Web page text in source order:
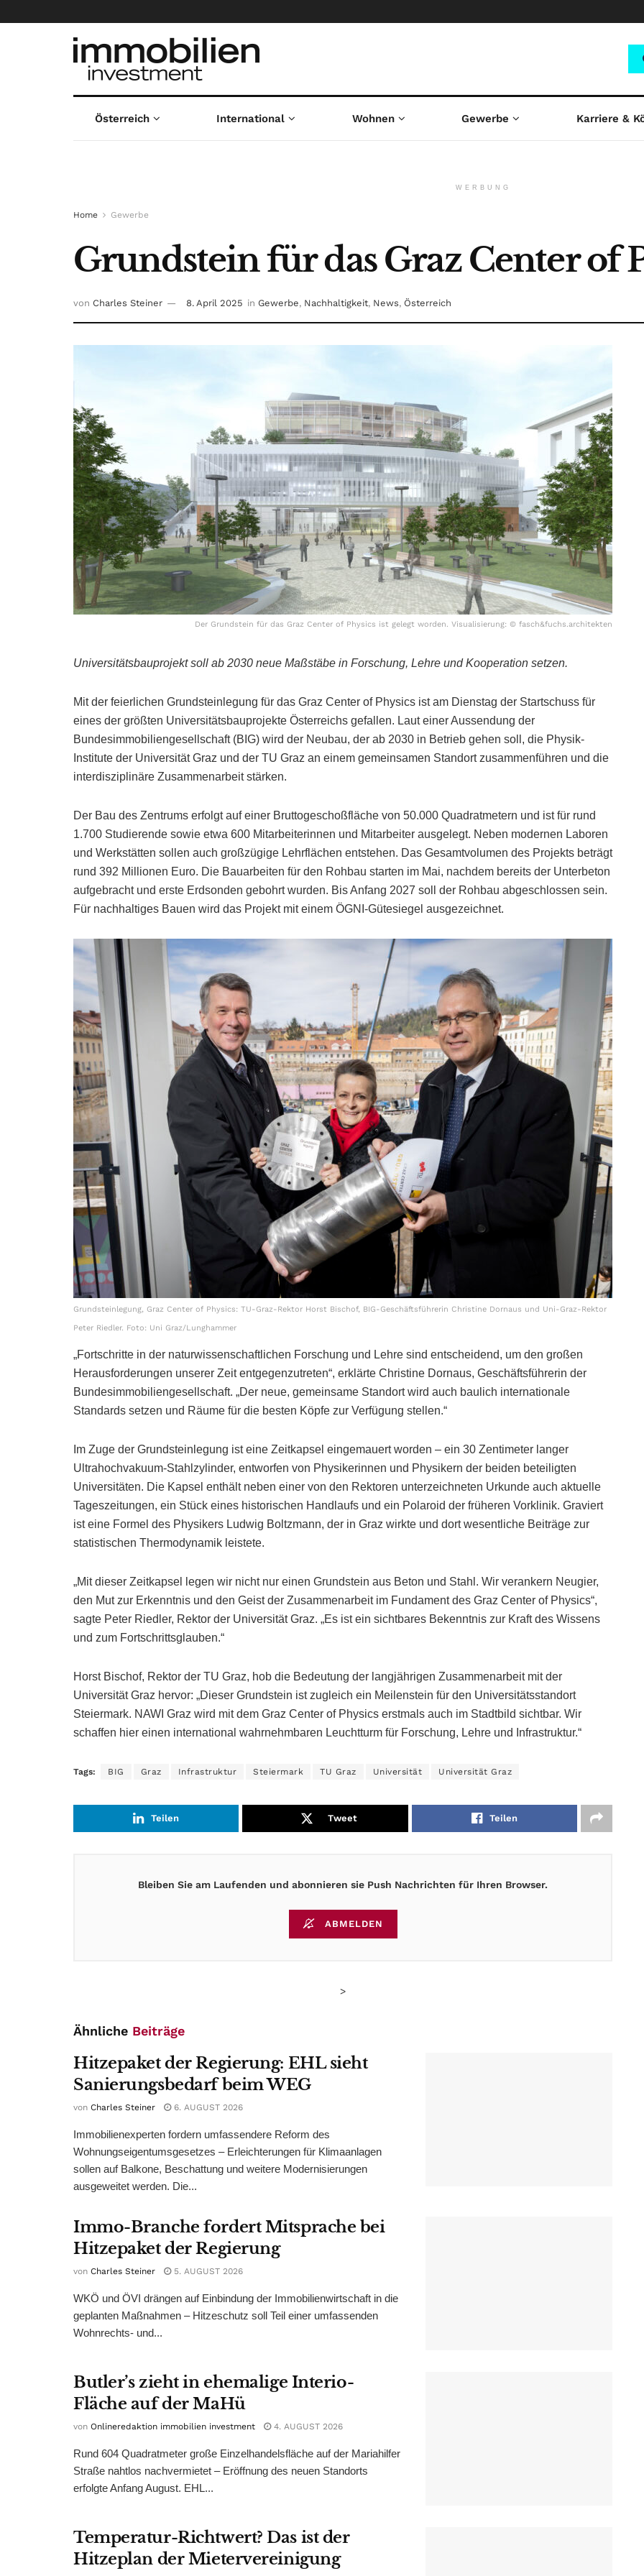
Österreich International Wohnen Gewerbe Karriere &
WERBUNG
Home Gewerbe
Grundstein für das Graz Center of
von Charles Steiner 8. April 2025 in Gewerbe, Nachhaltigkeit, News, Österreich
Der Grundstein für das Graz Center of Physics ist gelegt worden. Visualisierung: © fasch&fuchs.architekten
Universitätsbauprojekt soll ab 2030 neue Maßstäbe in Forschung, Lehre und Kooperation setzen.
Mit der feierlichen Grundsteinlegung für das Graz Center of Physics ist am Dienstag der Startschuss für
eines der größten Universitätsbauprojekte Österreichs gefallen. Laut einer Aussendung der
Bundesimmobiliengesellschaft (BIG) wird der Neubau, der ab 2030 in Betrieb gehen soll, die Physik-
Institute der Universität Graz und der TU Graz an einem gemeinsamen Standort zusammenführen und die
interdisziplinäre Zusammenarbeit stärken.
Der Bau des Zentrums erfolgt auf einer Bruttogeschoßfläche von 50.000 Quadratmetern und ist für rund
1.700 Studierende sowie etwa 600 Mitarbeiterinnen und Mitarbeiter ausgelegt. Neben modernen Laboren
und Werkstätten sollen auch großzügige Lehrflächen entstehen. Das Gesamtvolumen des Projekts beträgt
rund 392 Millionen Euro. Die Bauarbeiten für den Rohbau starten im Mai, nachdem bereits der Unterbeton
aufgebracht und erste Erdsonden gebohrt wurden. Bis Anfang 2027 soll der Rohbau abgeschlossen sein.
Für nachhaltiges Bauen wird das Projekt mit einem ÖGNI-Gütesiegel ausgezeichnet.
Grundsteinlegung, Graz Center of Physics: TU-Graz-Rektor Horst Bischof, BIG-Geschäftsführerin Christine Dornaus und Uni-Graz-Rektor
Peter Riedler. Foto: Uni Graz/Lunghammer
„Fortschritte in der naturwissenschaftlichen Forschung und Lehre sind entscheidend, um den großen
Herausforderungen unserer Zeit entgegenzutreten“, erklärte Christine Dornaus, Geschäftsführerin der
Bundesimmobiliengesellschaft. „Der neue, gemeinsame Standort wird auch baulich internationale
Standards setzen und Räume für die besten Köpfe zur Verfügung stellen.“
Im Zuge der Grundsteinlegung ist eine Zeitkapsel eingemauert worden – ein 30 Zentimeter langer
Ultrahochvakuum-Stahlzylinder, entworfen von Physikerinnen und Physikern der beiden beteiligten
Universitäten. Die Kapsel enthält neben einer von den Rektoren unterzeichneten Urkunde auch aktuelle
Tageszeitungen, ein Stück eines historischen Handlaufs und ein Polaroid der früheren Vorklinik. Graviert
ist eine Formel des Physikers Ludwig Boltzmann, der in Graz wirkte und dort wesentliche Beiträge zur
statistischen Thermodynamik leistete.
„Mit dieser Zeitkapsel legen wir nicht nur einen Grundstein aus Beton und Stahl. Wir verankern Neugier,
den Mut zur Erkenntnis und den Geist der Zusammenarbeit im Fundament des Graz Center of Physics“,
sagte Peter Riedler, Rektor der Universität Graz. „Es ist ein sichtbares Bekenntnis zur Kraft des Wissens
und zum Fortschrittsglauben.“
Horst Bischof, Rektor der TU Graz, hob die Bedeutung der langjährigen Zusammenarbeit mit der
Universität Graz hervor: „Dieser Grundstein ist zugleich ein Meilenstein für den Universitätsstandort
Steiermark. NAWI Graz wird mit dem Graz Center of Physics erstmals auch im Stadtbild sichtbar. Wir
schaffen hier einen international wahrnehmbaren Leuchtturm für Forschung, Lehre und Infrastruktur.“
Tags: BIG Graz Infrastruktur Steiermark TU Graz Universität Universität Graz
Teilen Tweet Teilen
Bleiben Sie am Laufenden und abonnieren sie Push Nachrichten für Ihren Browser.
ABMELDEN
>
Ähnliche Beiträge
Hitzepaket der Regierung: EHL sieht
Sanierungsbedarf beim WEG
von Charles Steiner 6. AUGUST 2026
Immobilienexperten fordern umfassendere Reform des
Wohnungseigentumsgesetzes – Erleichterungen für Klimaanlagen
sollen auf Balkone, Beschattung und weitere Modernisierungen
ausgeweitet werden. Die...
Immo-Branche fordert Mitsprache bei
Hitzepaket der Regierung
von Charles Steiner 5. AUGUST 2026
WKÖ und ÖVI drängen auf Einbindung der Immobilienwirtschaft in die
geplanten Maßnahmen – Hitzeschutz soll Teil einer umfassenden
Wohnrechts- und...
Butler’s zieht in ehemalige Interio-
Fläche auf der MaHü
von Onlineredaktion immobilien investment 4. AUGUST 2026
Rund 604 Quadratmeter große Einzelhandelsfläche auf der Mariahilfer
Straße nahtlos nachvermietet – Eröffnung des neuen Standorts
erfolgte Anfang August. EHL...
Temperatur-Richtwert? Das ist der
Hitzeplan der Mietervereinigung